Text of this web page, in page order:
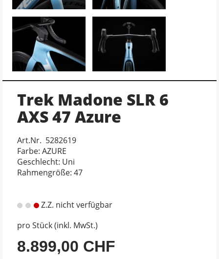
Trek Madone SLR 6
AXS 47 Azure
Art.Nr. 5282619
Farbe: AZURE
Geschlecht: Uni
Rahmengröße: 47
Z.Z. nicht verfügbar
pro Stück (inkl. MwSt.)
8.899,00 CHF